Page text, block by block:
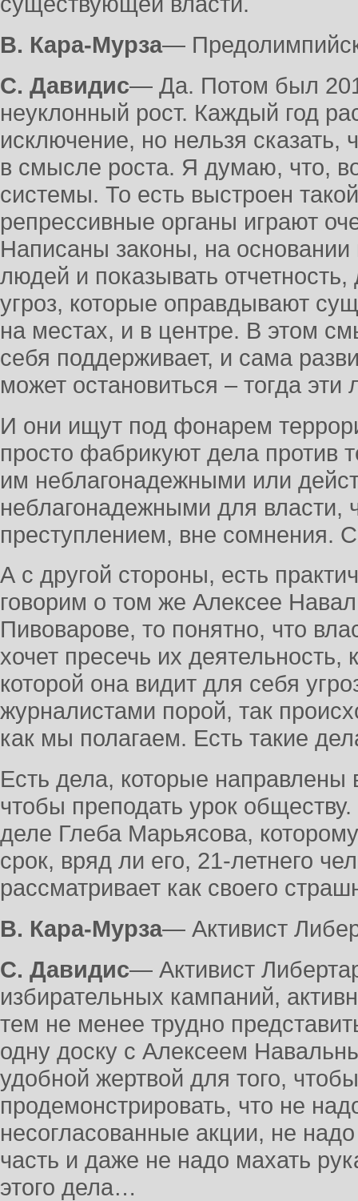
В. Кара-Мурза―
С. Давидис― Да. Потом был
неуклонный рост. Каждый год
исключение, но нельзя сказать,
в смысле роста. Я думаю, что,
системы. То есть выстроен
репрессивные органы играют
Написаны законы, на
людей и показывать
угроз, которые оправдывают
на местах, и в центре. В этом
себя поддерживает, и сама
может остановиться – тогда
И они ищут под фонарем
просто фабрикуют дела против
им неблагонадежными или
неблагонадежными для власти,
преступлением, вне сомнения.
А с другой стороны, есть
говорим о том же Алексее
Пивоварове, то понятно, что
хочет пресечь их деятельность,
которой она видит для себя
журналистами порой, так
как мы полагаем. Есть такие
Есть дела, которые направлены
чтобы преподать урок
деле Глеба Марьясова,
срок, вряд ли его, 21-летнего
рассматривает как своего
В. Кара-Мурза― Активист
С. Давидис― Активист
избирательных кампаний,
тем не менее трудно
одну доску с Алексеем
удобной жертвой для того,
продемонстрировать, что не
несогласованные акции, не
часть и даже не надо махать
этого дела…